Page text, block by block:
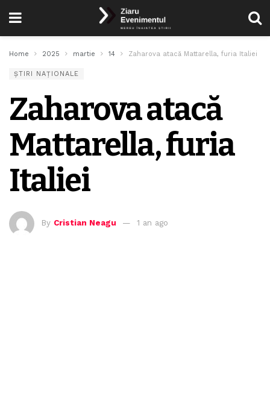
Home 2025 martie 14 Zaharova atacă Mattarella, furia Italiei
ȘTIRI NAȚIONALE
Zaharova atacă
Mattarella, furia
Italiei
By Cristian Neagu 1 an ago